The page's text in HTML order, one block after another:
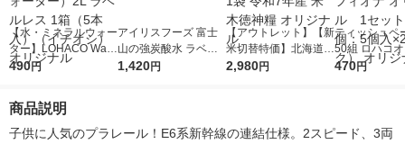
【水・ミネラルウォー
ター】LOHACO Wate
r（ロハコウォータ
シ） オリジナル
490円
アイリスフーズ 富士
山の強炭酸水 ラベル
レス 500ml 1箱（24
1,420円
【アウトレット】【新
米切替特価】北海道産
ななつぼし 無洗米 5k
2,980円
ティッシュペ
50組 ロハコ
ルソフトパッ
オリジナル
470円
商品説明
子供に人気のプラレール！E6系新幹線の連結仕様。2スピード、3両